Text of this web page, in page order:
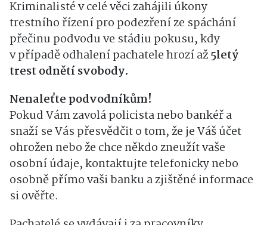
Kriminalisté v celé věci zahájili úkony
trestního řízení pro podezření ze spáchání
přečinu podvodu ve stádiu pokusu, kdy
v případě odhalení pachatele hrozí až5letý
trest odnětí svobody.
Nenaleťte podvodníkům!
Pokud Vám zavolá policista nebo bankéř a
snaží se Vás přesvědčit o tom, že je Váš účet
ohrožen nebo že chce někdo zneužít vaše
osobní údaje, kontaktujte telefonicky nebo
osobně přímo vaši banku a zjištěné informace
si ověřte.